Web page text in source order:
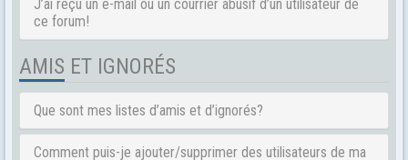
J’ai reçu un e-mail ou un courrier abusif d’un utilisateur de
ce forum!
AMIS ET IGNORÉS
Que sont mes listes d’amis et d’ignorés?
Comment puis-je ajouter/supprimer des utilisateurs de ma